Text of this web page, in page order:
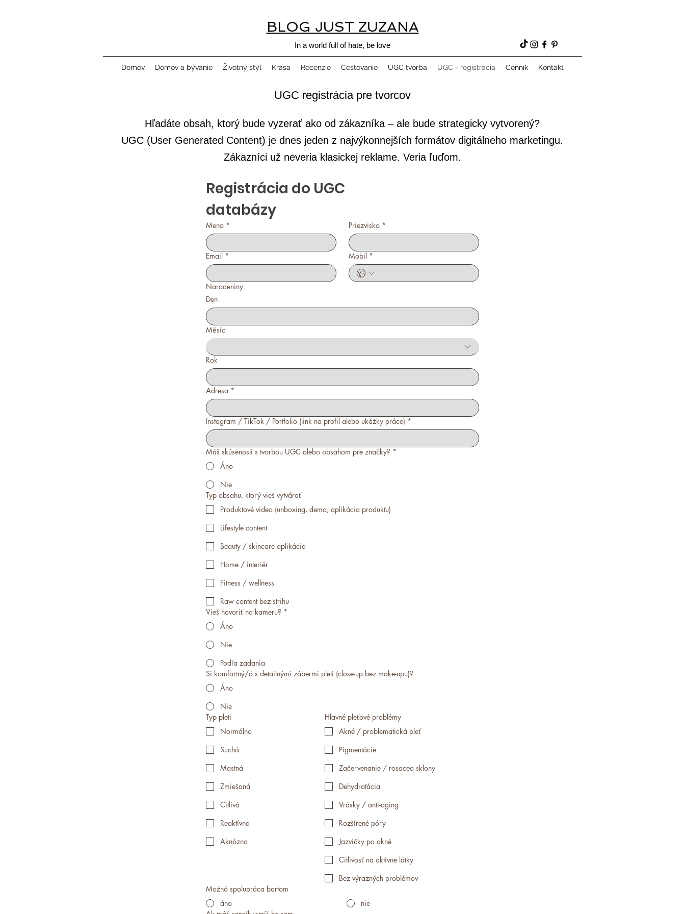
BLOG JUST ZUZANA
In a world full of hate, be love
Domov Domov a bývanie Životný štýl Krása Recenzie Cestovanie UGC tvorba UGC - registrácia Cenník Kontakt
UGC registrácia pre tvorcov
Hľadáte obsah, ktorý bude vyzerať ako od zákazníka – ale bude strategicky vytvorený?​
UGC (User Generated Content) je dnes jeden z najvýkonnejších formátov digitálneho marketingu.
Zákazníci už neveria klasickej reklame. Veria ľuďom.
Registrácia do UGC
databázy
Meno * Priezvisko *
Email * Mobil *
Narodeniny
Den
Měsíc
Rok
Adresa *
Instagram / TikTok / Portfolio (link na profil alebo ukážky práce) *
Máš skúsenosti s tvorbou UGC alebo obsahom pre značky? *
Áno
Nie
Typ obsahu, ktorý vieš vytvárať
Produktové video (unboxing, demo, aplikácia produktu)
Lifestyle content
Beauty / skincare aplikácia
Home / interiér
Fitness / wellness
Raw content bez strihu
Vieš hovoriť na kameru? *
Áno
Nie
Podľa zadania
Si komfortný/á s detailnými zábermi pleti (close-up bez make-upu)?
Áno
Nie
Typ pleti
Normálna
Suchá
Mastná
Zmiešaná
Citlivá
Reaktívna
Aknózna
Hlavné pleťové problémy
Akné / problematická pleť
Pigmentácie
Začervenanie / rosacea sklony
Dehydratácia
Vrásky / anti-aging
Rozšírené póry
Jazvičky po akné
Citlivosť na aktívne látky
Bez výrazných problémov
Možná spolupráca bartom
áno
nie